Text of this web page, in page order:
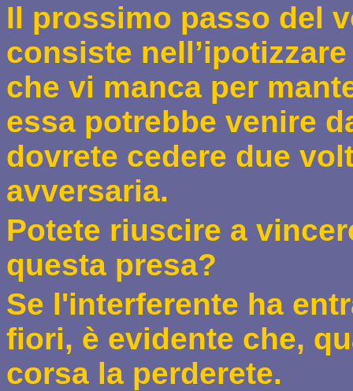
Il prossimo passo del
consiste
che vi manca per
essa potrebbe venire
dovrete cedere due
avversaria.
Potete riuscire a
questa presa?
Se l'interferente ha
fiori, è evidente che,
corsa la perderete.